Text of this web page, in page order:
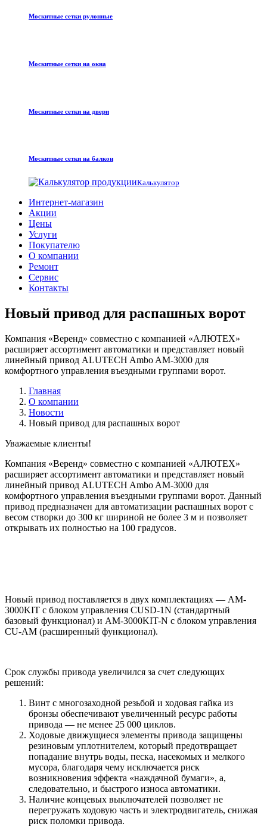
Москитные сетки рулонные
Москитные сетки на окна
Москитные сетки на двери
Москитные сетки на балкон
Калькулятор
Интернет-магазин
Акции
Цены
Услуги
Покупателю
О компании
Ремонт
Сервис
Контакты
Новый привод для распашных ворот
Компания «Веренд» совместно с компанией «АЛЮТЕХ»
расширяет ассортимент автоматики и представляет новый
линейный привод ALUTECH Ambo AM-3000 для
комфортного управления въездными группами ворот.
Главная
О компании
Новости
Новый привод для распашных ворот
Уважаемые клиенты!
Компания «Веренд» совместно с компанией «АЛЮТЕХ»
расширяет ассортимент автоматики и представляет новый
линейный привод ALUTECH Ambo AM-3000 для
комфортного управления въездными группами ворот. Данный
привод предназначен для автоматизации распашных ворот с
весом створки до 300 кг шириной не более 3 м и позволяет
открывать их полностью на 100 градусов.
Новый привод поставляется в двух комплектациях — AM-
3000KIT с блоком управления CUSD-1N (стандартный
базовый функционал) и AM-3000KIT-N с блоком управления
CU-AM (расширенный функционал).
Срок службы привода увеличился за счет следующих
решений:
Винт с многозаходной резьбой и ходовая гайка из
бронзы обеспечивают увеличенный ресурс работы
привода — не менее 25 000 циклов.
Ходовые движущиеся элементы привода защищены
резиновым уплотнителем, который предотвращает
попадание внутрь воды, песка, насекомых и мелкого
мусора, благодаря чему исключается риск
возникновения эффекта «наждачной бумаги», а,
следовательно, и быстрого износа автоматики.
Наличие концевых выключателей позволяет не
перегружать ходовую часть и электродвигатель, снижая
риск поломки привода.